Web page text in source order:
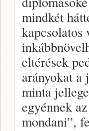
mindkét
kapcsolatos
eltérések
arányokat a
minta
egyénnek
mondani”,